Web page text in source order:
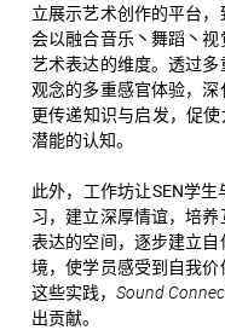
立展示艺术创作的平台
会以融合音乐丶舞蹈丶
艺术表达的维度。透过
观念的多重感官体验，深
更传递知识与启发，促
潜能的认知。
此外，工作坊让SEN学
习，建立深厚情谊，培
表达的空间，逐步建立
境，使学员感受到自我
这些实践，Sound
出贡献。